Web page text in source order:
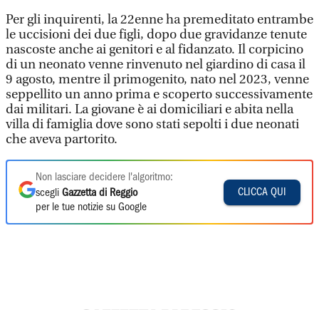
Per gli inquirenti, la 22enne ha premeditato entrambe
le uccisioni dei due figli, dopo due gravidanze tenute
nascoste anche ai genitori e al fidanzato. Il corpicino
di un neonato venne rinvenuto nel giardino di casa il
9 agosto, mentre il primogenito, nato nel 2023, venne
seppellito un anno prima e scoperto successivamente
dai militari. La giovane è ai domiciliari e abita nella
villa di famiglia dove sono stati sepolti i due neonati
che aveva partorito.
Non lasciare decidere l'algoritmo:
scegli Gazzetta di Reggio
per le tue notizie su Google
CLICCA QUI